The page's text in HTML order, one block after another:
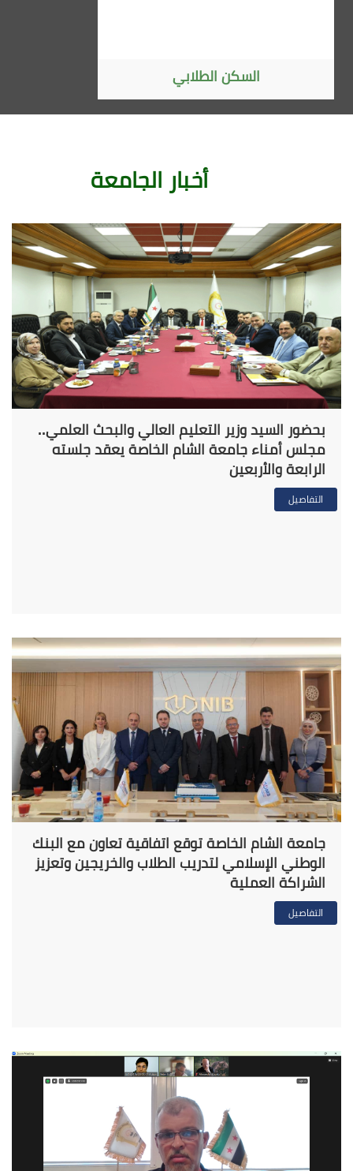
الاتفاقيات
أخبار الجامعة
بحضور السيد وزير التعليم العالي والبحث العلمي..
مجلس أمناء جامعة الشام الخاصة يعقد جلسته
الرابعة والأربعين
التفاصيل
جامعة الشام الخاصة توقع اتفاقية تعاون مع البنك
الوطني الإسلامي لتدريب الطلاب والخريجين وتعزيز
الشراكة العملية
التفاصيل